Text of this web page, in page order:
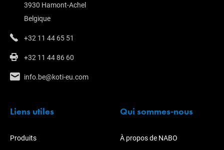
3930 Hamont-Achel
Belgique
+32 11 44 65 51
+32 11 44 86 60
info.be@koti-eu.com
Liens utiles
Produits
Qui sommes-nous
À propos de NABO